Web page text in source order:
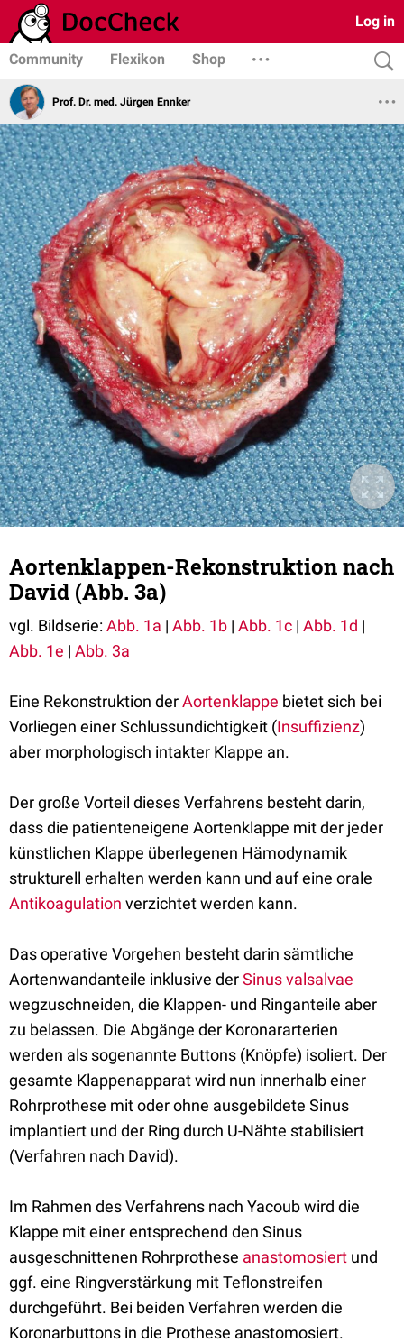
Log in
Community Flexikon Shop
Prof. Dr. med. Jürgen Ennker
Aortenklappen-Rekonstruktion nach
David (Abb. 3a)
vgl. Bildserie:Abb. 1a | Abb. 1b | Abb. 1c | Abb. 1d |
Abb. 1e | Abb. 3a
Eine Rekonstruktion derAortenklappe bietet sich bei
Vorliegen einer Schlussundichtigkeit (Insuffizienz)
aber morphologisch intakter Klappe an.
Der große Vorteil dieses Verfahrens besteht darin,
dass die patienteneigene Aortenklappe mit der jeder
künstlichen Klappe überlegenen Hämodynamik
strukturell erhalten werden kann und auf eine orale
Antikoagulation verzichtet werden kann.
Das operative Vorgehen besteht darin sämtliche
Aortenwandanteile inklusive derSinus valsalvae
wegzuschneiden, die Klappen- und Ringanteile aber
zu belassen. Die Abgänge der Koronararterien
werden als sogenannte Buttons (Knöpfe) isoliert. Der
gesamte Klappenapparat wird nun innerhalb einer
Rohrprothese mit oder ohne ausgebildete Sinus
implantiert und der Ring durch U-Nähte stabilisiert
(Verfahren nach David).
Im Rahmen des Verfahrens nach Yacoub wird die
Klappe mit einer entsprechend den Sinus
ausgeschnittenen Rohrprothese anastomosiert und
ggf. eine Ringverstärkung mit Teflonstreifen
durchgeführt. Bei beiden Verfahren werden die
Koronarbuttons in die Prothese anastomosiert.